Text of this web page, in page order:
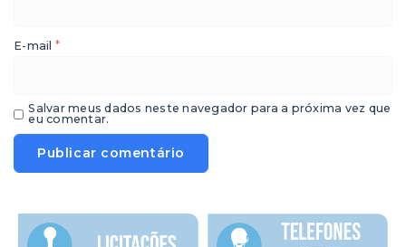
E-mail *
Salvar meus dados neste navegador para a próxima vez que
eu comentar.